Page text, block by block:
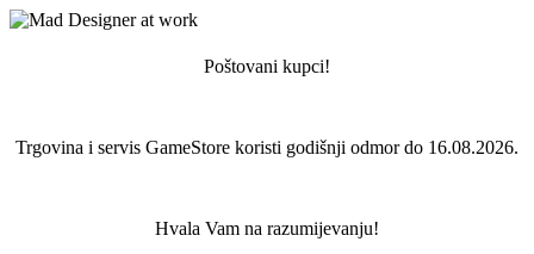
Poštovani kupci!
Trgovina i servis GameStore koristi godišnji odmor do 16.08.2026.
Hvala Vam na razumijevanju!